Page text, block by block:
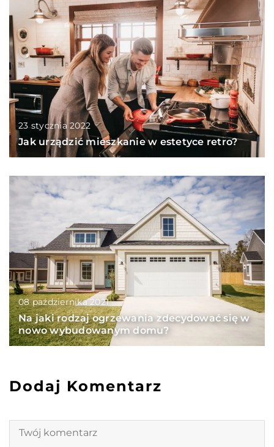
23 stycznia 2022
Jak urządzić mieszkanie w estetyce retro?
08 października 2021
Na jaki rodzaj ogrzewania zdecydować się w
nowo wybudowanym domu?
Dodaj Komentarz